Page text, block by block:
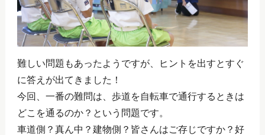
難しい問題もあったようですが、ヒントを出すとすぐ
に答えが出てきました！
今回、一番の難問は、歩道を自転車で通行するときは
どこを通るのか？という問題です。
車道側？真ん中？建物側？皆さんはご存じですか？好